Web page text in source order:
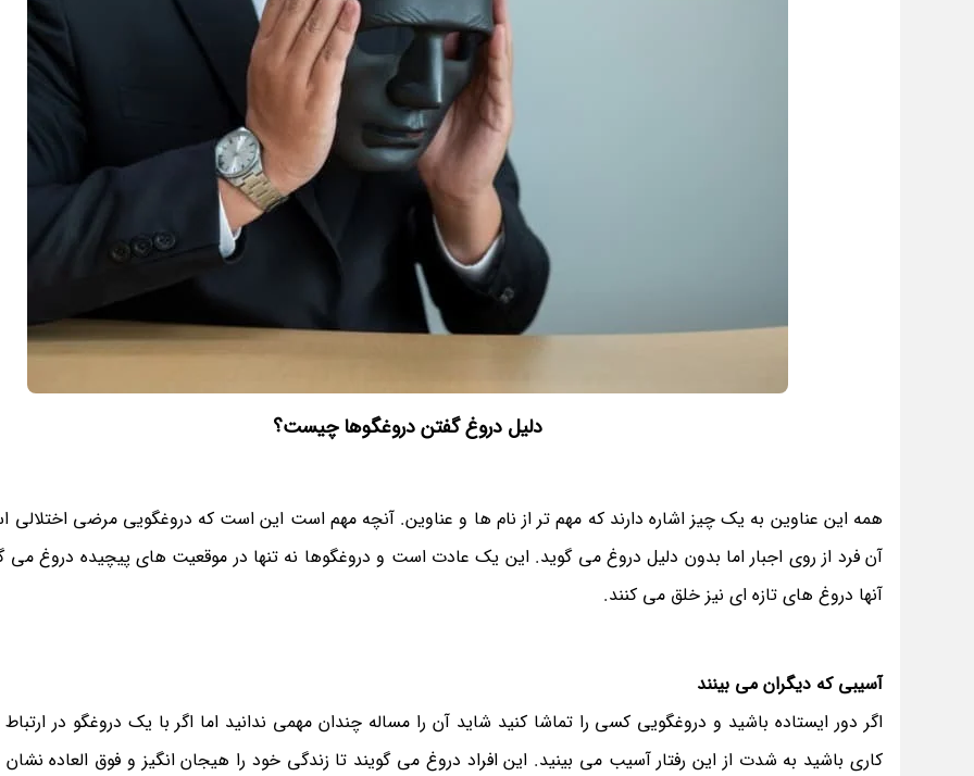
دلیل دروغ گفتن دروغگوها چیست؟
همه این عناوین به یک چیز اشاره دارند که مهم تر از نام ها و عناوین. آنچه مهم است این است که دروغگویی مرضی اختلالی
آن فرد از روی اجبار اما بدون دلیل دروغ می گوید. این یک عادت است و دروغگوها نه تنها در موقعیت های پیچیده دروغ می
آنها دروغ های تازه ای نیز خلق می کنند.
آسیبی که دیگران می بینند
اگر دور ایستاده باشید و دروغگویی کسی را تماشا کنید شاید آن را مساله چندان مهمی ندانید اما اگر با یک دروغگو در
کاری باشید به شدت از این رفتار آسیب می بینید. این افراد دروغ می گویند تا زندگی خود را هیجان انگیز و فوق العاده نشان